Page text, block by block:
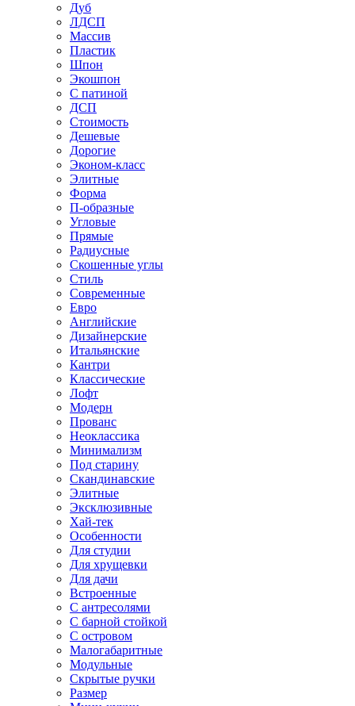
Дуб
ЛДСП
Массив
Пластик
Шпон
Экошпон
С патиной
ДСП
Стоимость
Дешевые
Дорогие
Эконом-класс
Элитные
Форма
П-образные
Угловые
Прямые
Радиусные
Скошенные углы
Стиль
Современные
Евро
Английские
Дизайнерские
Итальянские
Кантри
Классические
Лофт
Модерн
Прованс
Неоклассика
Минимализм
Под старину
Скандинавские
Элитные
Эксклюзивные
Хай-тек
Особенности
Для студии
Для хрущевки
Для дачи
Встроенные
С антресолями
С барной стойкой
С островом
Малогабаритные
Модульные
Скрытые ручки
Размер